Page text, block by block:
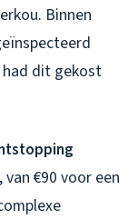
Binnen
had dit gekost
€90 voor een